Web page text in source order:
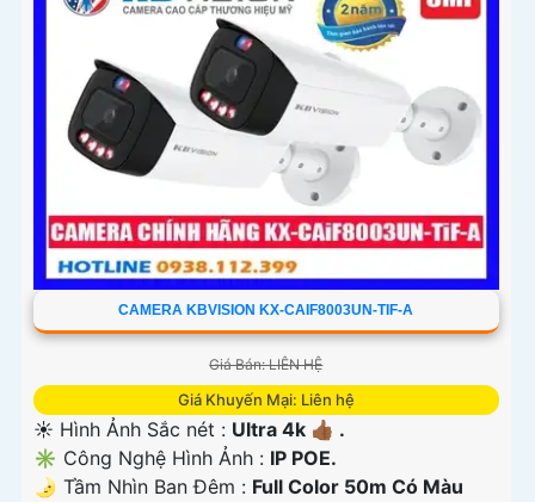
CAMERA KBVISION KX-CAIF8003UN-TIF-A
Giá Bán: LIÊN HỆ
Giá Khuyến Mại: Liên hệ
☀️ Hình Ảnh Sắc nét : Ultra 4k 👍🏾 .
✳️ Công Nghệ Hình Ảnh : IP POE.
🌛 Tầm Nhìn Ban Đêm : Full Color 50m Có Màu